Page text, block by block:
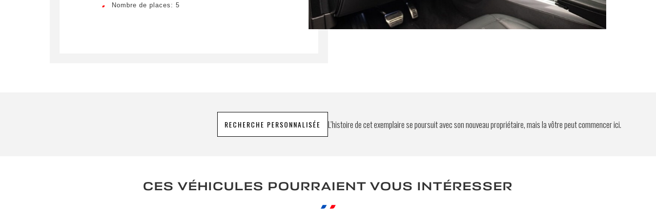
Nombre de places: 5
RECHERCHE PERSONNALISÉE L’histoire de cet exemplaire se poursuit avec son nouveau propriétaire, mais la vôtre peut commencer ici.
CES VÉHICULES POURRAIENT VOUS INTÉRESSER